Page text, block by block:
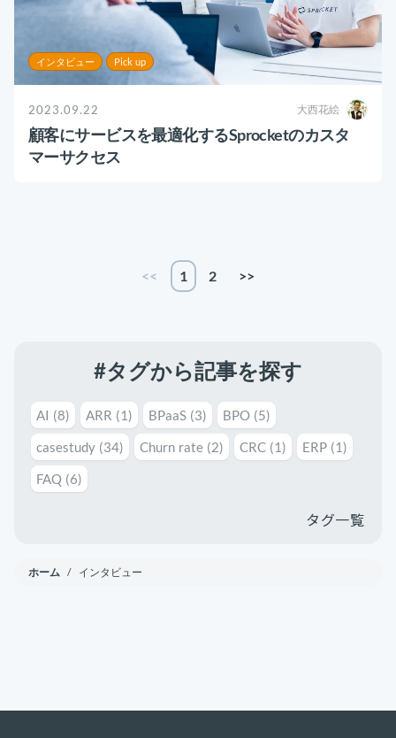
インタビュー Pick up
2023.09.22 大西花絵
顧客にサービスを最適化するSprocketのカスタ
マーサクセス
<< 1 2 >>
#タグから記事を探す
AI (8) ARR (1) BPaaS (3) BPO (5)
casestudy (34) Churn rate (2) CRC (1) ERP (1)
FAQ (6)
タグ一覧
ホーム / インタビュー